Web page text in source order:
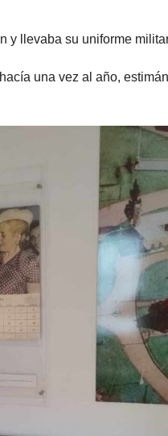
y llevaba su uniforme
una vez al año,